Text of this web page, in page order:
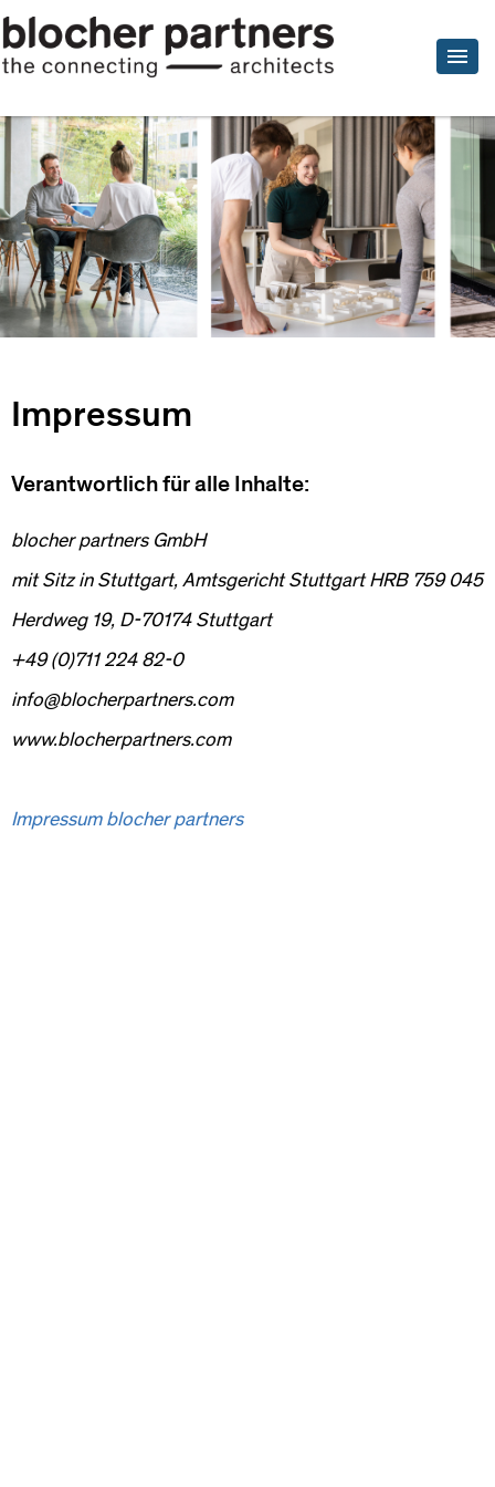
Impressum
Verantwortlich für alle Inhalte:
blocher partners GmbH
mit Sitz in Stuttgart, Amtsgericht Stuttgart HRB 759 045
Herdweg 19, D-70174 Stuttgart
+49 (0)711 224 82-0
info@blocherpartners.com
www.blocherpartners.com
Impressum blocher partners